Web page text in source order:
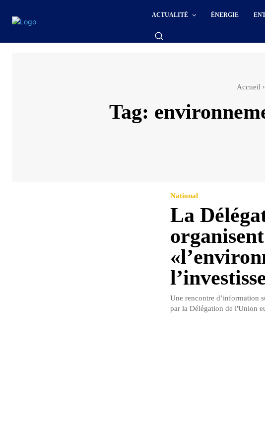
ACTUALITÉ ÉNERGIE
Accueil
Tag:
National
La
Une rencontre d’information
par la Délégation de l'Union